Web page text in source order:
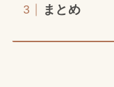
まとめ